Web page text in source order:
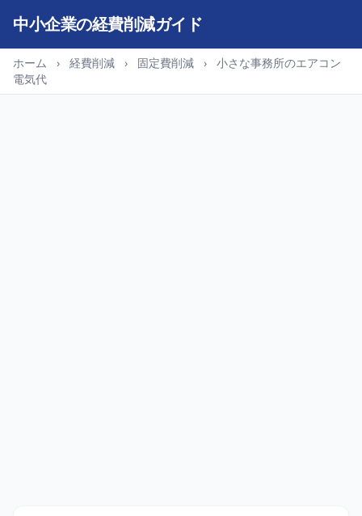
中小企業の経費削減ガイド
ホーム › 経費削減 › 固定費削減 ›
小さな事務所のエアコン
電気代